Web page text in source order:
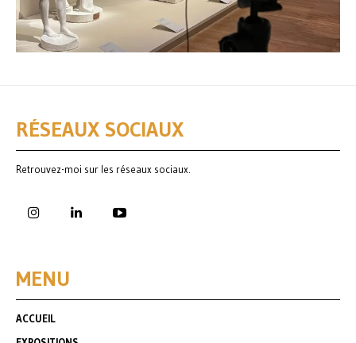
RÉSEAUX SOCIAUX
Retrouvez-moi sur les réseaux sociaux.
MENU
ACCUEIL